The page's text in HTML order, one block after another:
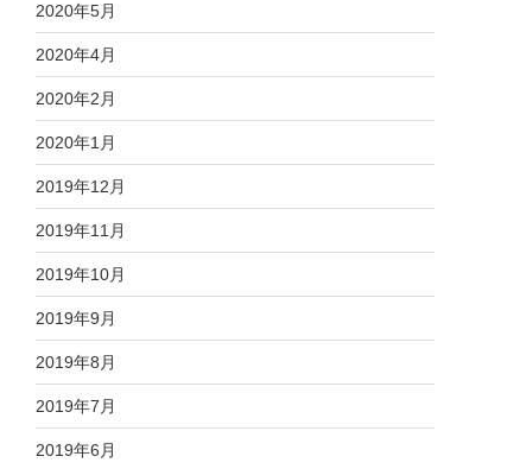
2020年5月
2020年4月
2020年2月
2020年1月
2019年12月
2019年11月
2019年10月
2019年9月
2019年8月
2019年7月
2019年6月